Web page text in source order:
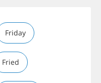
Friday
Fried